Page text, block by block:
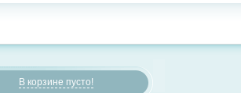
В корзине пусто!